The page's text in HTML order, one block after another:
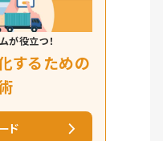
が役立つ！
するための
ド